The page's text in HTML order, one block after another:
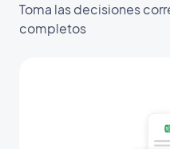
Toma las decisiones
completos